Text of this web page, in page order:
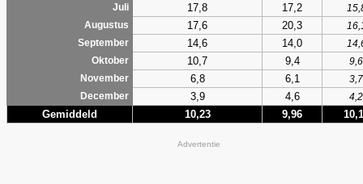
Juli
17,8 17,2
Augustus
17,6 20,3
September
14,6 14,0
Oktober
10,7 9,4
9,6
November
6,8 6,1
3,7
December
3,9 4,6 4,2
Gemiddeld 10,23 9,96
Advertentie